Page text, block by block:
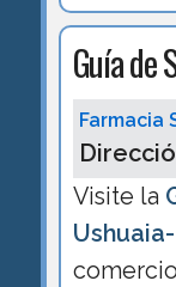
Guía de
Farmacia
Visite la